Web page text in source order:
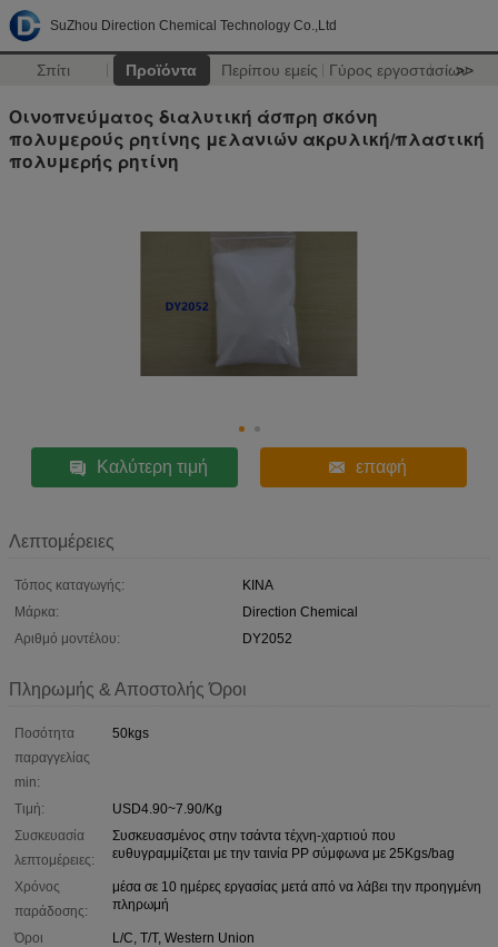
SuZhou Direction Chemical Technology Co.,Ltd
Σπίτι Προϊόντα Περίπου εμείς Γύρος εργοστασίων
>>
Οινοπνεύματος διαλυτική άσπρη σκόνη
πολυμερούς ρητίνης μελανιών ακρυλική/πλαστική
πολυμερής ρητίνη
Καλύτερη τιμή επαφή
Λεπτομέρειες
Τόπος καταγωγής:
ΚΙΝΑ
Μάρκα:
Direction Chemical
Αριθμό μοντέλου:
DY2052
Πληρωμής & Αποστολής Όροι
Ποσότητα
παραγγελίας
min:
50kgs
Τιμή:
USD4.90~7.90/Kg
Συσκευασία
λεπτομέρειες:
Συσκευασμένος στην τσάντα τέχνη-χαρτιού που
ευθυγραμμίζεται με την ταινία PP σύμφωνα με 25Kgs/bag
Χρόνος
παράδοσης:
μέσα σε 10 ημέρες εργασίας μετά από να λάβει την προηγμένη
πληρωμή
Όροι
L/C, T/T, Western Union